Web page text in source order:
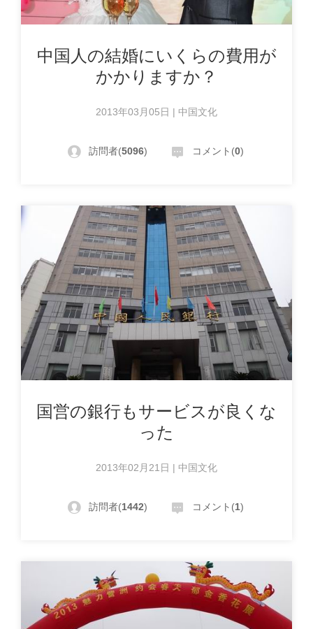
中国人の結婚にいくらの費用が
かかりますか？
2013年03月05日 | 中国文化
訪問者(5096) コメント(0)
国営の銀行もサービスが良くな
った
2013年02月21日 | 中国文化
訪問者(1442) コメント(1)